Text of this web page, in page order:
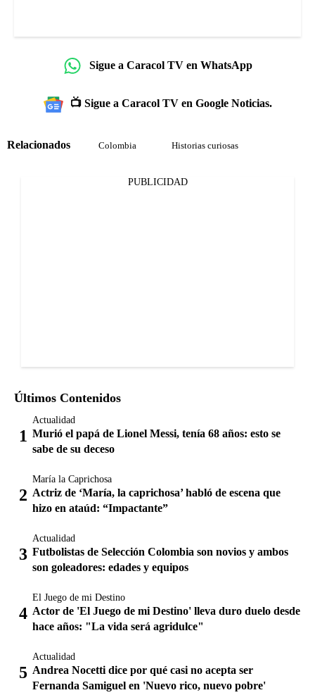
Sigue a Caracol TV en WhatsApp
📺 Sigue a Caracol TV en Google Noticias.
Relacionados Colombia Historias curiosas
PUBLICIDAD
Últimos Contenidos
Actualidad
Murió el papá de Lionel Messi, tenía 68 años: esto se
sabe de su deceso
María la Caprichosa
Actriz de ‘María, la caprichosa’ habló de escena que
hizo en ataúd: “Impactante”
Actualidad
Futbolistas de Selección Colombia son novios y ambos
son goleadores: edades y equipos
El Juego de mi Destino
Actor de 'El Juego de mi Destino' lleva duro duelo desde
hace años: "La vida será agridulce"
Actualidad
Andrea Nocetti dice por qué casi no acepta ser
Fernanda Samiguel en 'Nuevo rico, nuevo pobre'